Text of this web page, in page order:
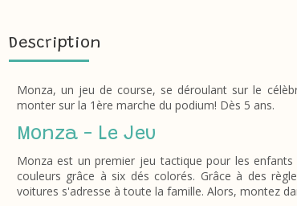
Description
Monza, un jeu de course, se déroulant sur le
monter sur la 1ère marche du podium! Dès 5 ans.
Monza - Le Jeu
Monza est un premier jeu tactique pour les
couleurs grâce à six dés colorés. Grâce à des
voitures s'adresse à toute la famille. Alors, montez